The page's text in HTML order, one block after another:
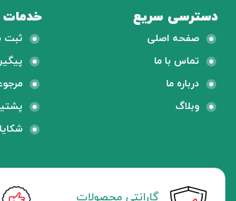
دسترسی سریع خدمات
صفحه اصلی
تماس با ما
درباره ما
وبلاگ
ثبت
گارانتی محصولات